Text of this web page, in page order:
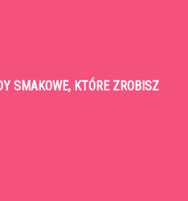
SMAKOWE, KTÓRE ZROBISZ